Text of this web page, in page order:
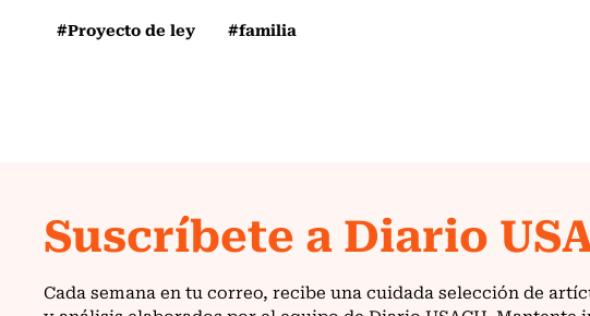
#Proyecto de ley #familia